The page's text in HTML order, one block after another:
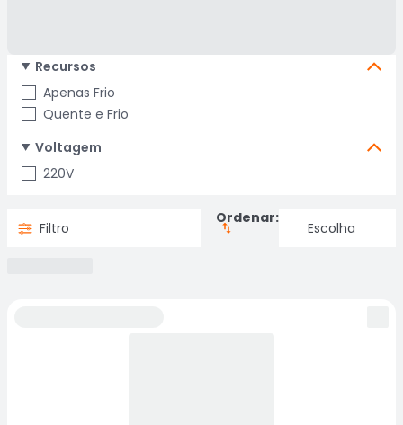
Recursos
Apenas Frio
Quente e Frio
Voltagem
220V
Filtro
Ordenar: